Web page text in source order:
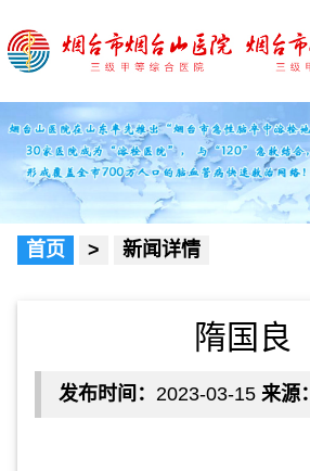
首页 > 新闻详情
隋国良
发布时间： 2023-03-15 来源：